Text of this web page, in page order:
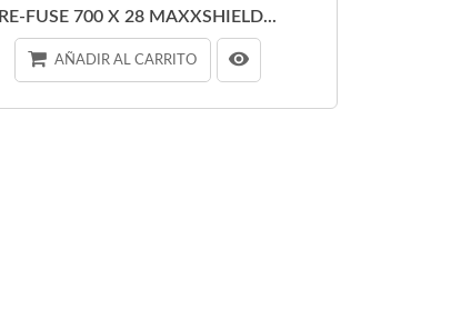
RE-FUSE 700 X 28 MAXXSHIELD...
AÑADIR AL CARRITO